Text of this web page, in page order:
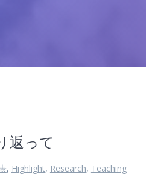
返って
, Highlight, Research, Teaching